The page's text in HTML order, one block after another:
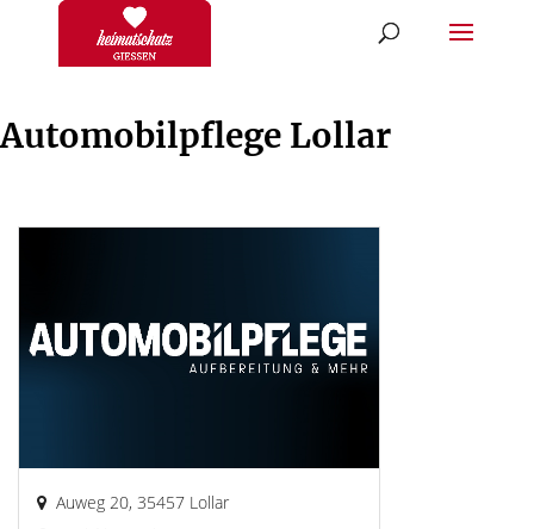
Automobilpflege Lollar
Auweg 20, 35457 Lollar